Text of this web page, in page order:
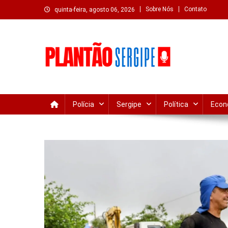
to
quinta-feira, agosto 06, 2026 Sobre Nós Contato
Polícia Sergipe Política